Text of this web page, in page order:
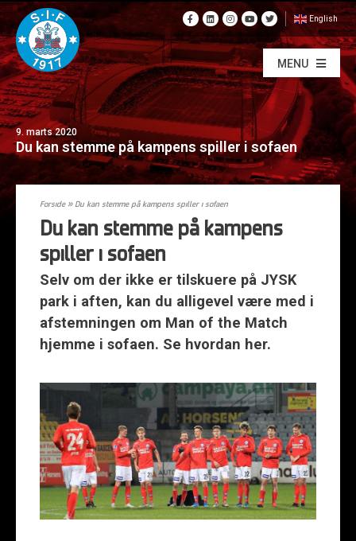
English
MENU
9. marts 2020
Du kan stemme på kampens spiller i sofaen
Forside»Du kan stemme på kampens spiller i sofaen
Du kan stemme på kampens
spiller i sofaen
Selv om der ikke er tilskuere på JYSK
park i aften, kan du alligevel være med i
afstemningen om Man of the Match
hjemme i sofaen. Se hvordan her.